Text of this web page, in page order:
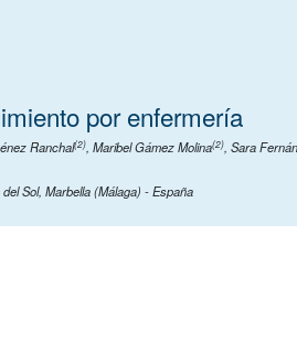
por enfermería
Ranchal(2),Maribel Gámez Molina(2),Sara
Sol, Marbella (Málaga) - España